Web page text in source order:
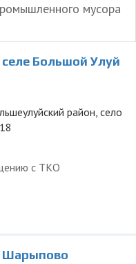
мусора
Большой Улуй
район, село
с ТКО
Шарыпово